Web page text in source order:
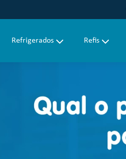
Refrigerados Refis